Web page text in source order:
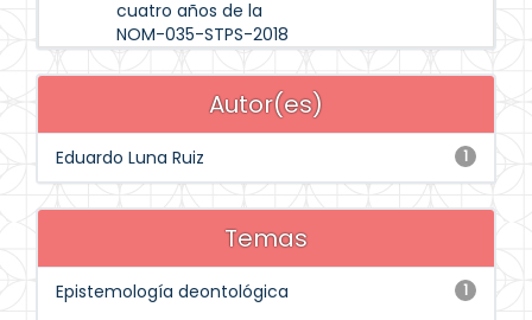
cuatro años de la
NOM-035-STPS-2018
Autor(es)
1
Eduardo Luna Ruiz
Temas
1
Epistemología deontológica